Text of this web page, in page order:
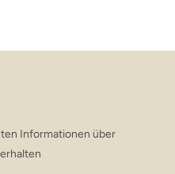
Informationen über